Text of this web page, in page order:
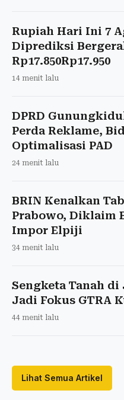
Rupiah Hari Ini 7
Diprediksi
Rp17.850Rp17.950
14 menit lalu
DPRD
Perda Reklame,
Optimalisasi PAD
24 menit lalu
BRIN Kenalkan
Prabowo, Diklaim
Impor Elpiji
34 menit lalu
Sengketa Tanah di
Jadi Fokus GTRA
44 menit lalu
Lihat Semua Artikel